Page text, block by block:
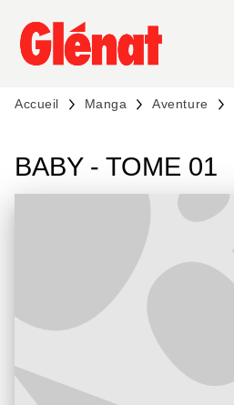
MENU RECHERCHE
PIED DE PAGE
Accueil Manga Aventure
BABY - TOME 01